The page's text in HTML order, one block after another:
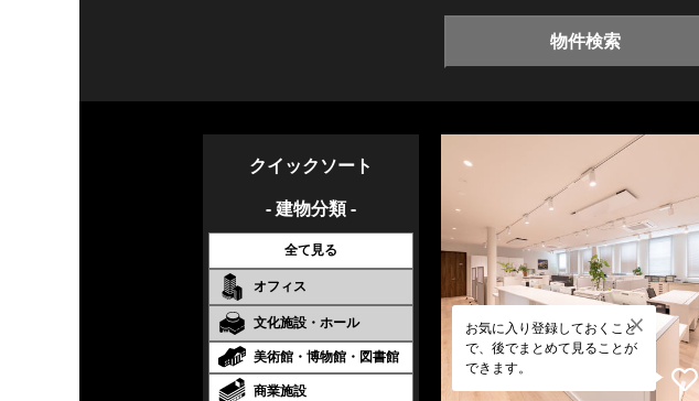
物件検索
クイックソート
- 建物分類 -
全て見る
オフィス
文化施設・ホール
美術館・博物館・図書館
商業施設
お気に入り登録しておくこと
で、後でまとめて見ることが
できます。